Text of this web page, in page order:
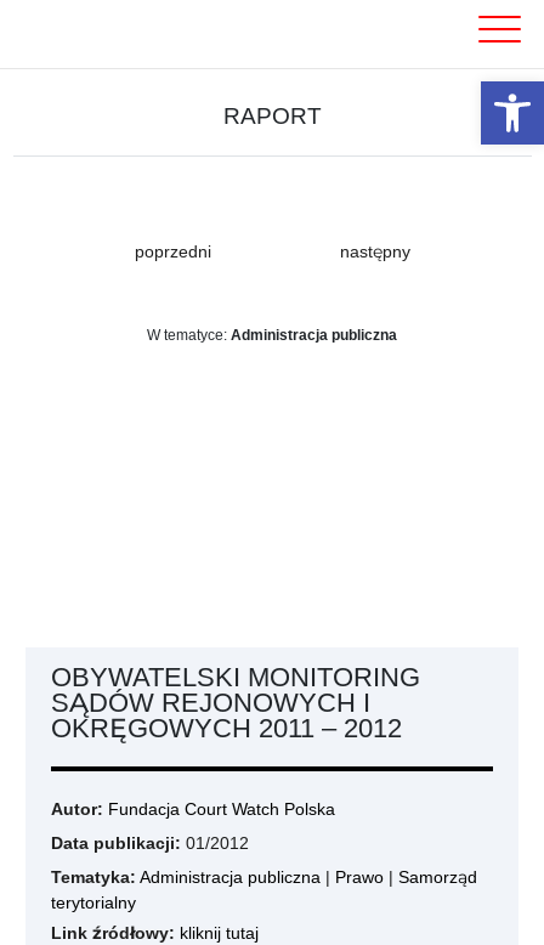
RAPORT
poprzedni następny
W tematyce: Administracja publiczna
OBYWATELSKI MONITORING
SĄDÓW REJONOWYCH I
OKRĘGOWYCH 2011 – 2012
Autor: Fundacja Court Watch Polska
Data publikacji: 01/2012
Tematyka: Administracja publiczna | Prawo | Samorząd
terytorialny
Link źródłowy: kliknij tutaj